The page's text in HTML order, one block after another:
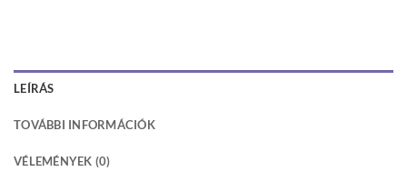
LEÍRÁS
TOVÁBBI INFORMÁCIÓK
VÉLEMÉNYEK (0)